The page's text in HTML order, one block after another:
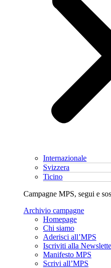
Internazionale
Svizzera
Ticino
Campagne MPS, segui e
Archivio campagne
Homepage
Chi siamo
Aderisci all’MPS
Iscriviti alla
Manifesto MPS
Scrivi all’MPS